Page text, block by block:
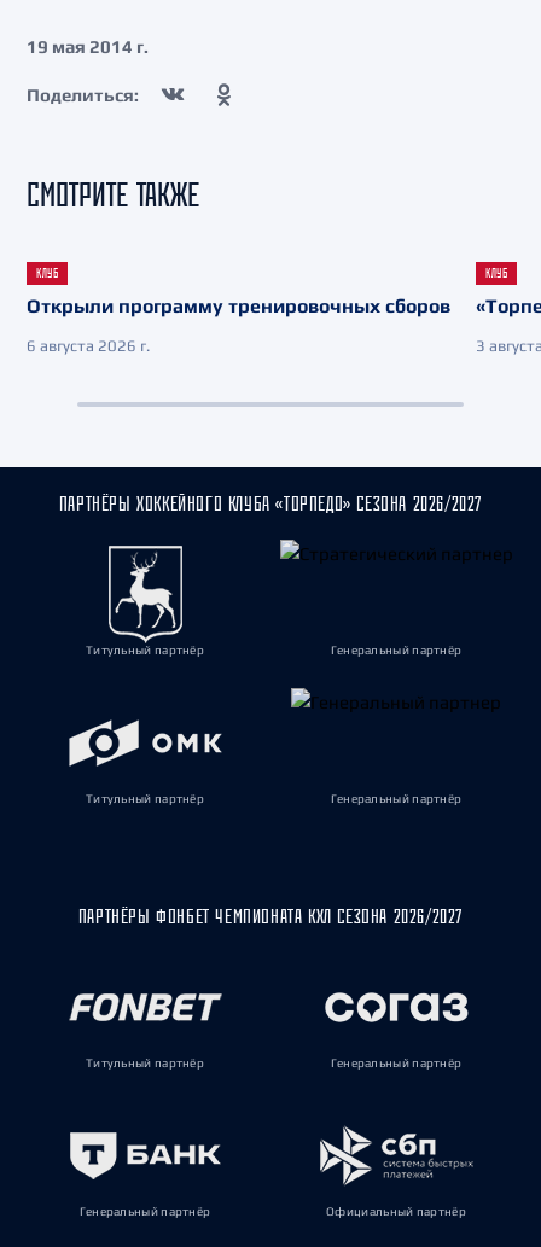
19 мая 2014 г.
Поделиться:
СМОТРИТЕ ТАКЖЕ
КЛУБ
Открыли программу тренировочных сборов
6 августа 2026 г.
КЛУБ
3
ПАРТНЁРЫ ХОККЕЙНОГО КЛУБА «ТОРПЕДО» СЕЗОНА 2026/2027
Титульный партнёр Генеральный партнёр
Титульный партнёр Генеральный партнёр
ПАРТНЁРЫ ФОНБЕТ ЧЕМПИОНАТА КХЛ СЕЗОНА 2026/2027
Титульный партнёр Генеральный партнёр
Генеральный партнёр Официальный партнёр